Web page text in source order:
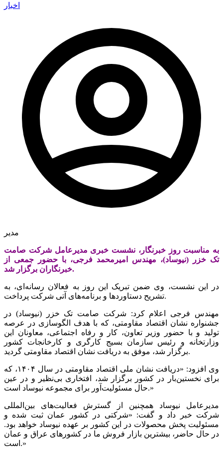
اخبار
مدیر
به مناسبت روز خبرنگار، نشست خبری مدیرعامل شرکت صامت
تک خزر (نیوساد)، مهندس امیرمحمد فرجی، با حضور جمعی از
خبرنگاران برگزار شد.
در این نشست، وی ضمن تبریک این روز به فعالان رسانه‌ای، به
تشریح دستاوردها و برنامه‌های آتی شرکت پرداخت.
مهندس فرجی اعلام کرد: شرکت صامت تک خزر (نیوساد) در
جشنواره نشان اقتصاد مقاومتی، که با هدف الگوسازی در عرصه
تولید و با حضور وزیر تعاون، کار و رفاه اجتماعی، معاونان این
وزارتخانه و رئیس سازمان بسیج کارگری و کارخانجات کشور
برگزار شد، موفق به دریافت نشان اقتصاد مقاومتی گردید.
وی افزود: «دریافت نشان ملی اقتصاد مقاومتی در سال ۱۴۰۴، که
برای نخستین‌بار در کشور برگزار شد، افتخاری بی‌نظیر و در عین
حال مسئولیت‌آور برای مجموعه نیوساد است.»
مدیرعامل نیوساد همچنین از گسترش فعالیت‌های بین‌المللی
شرکت خبر داد و گفت: «شرکتی در کشور عمان ثبت شده و
مسئولیت پخش محصولات در این کشور بر عهده نیوساد خواهد بود.
در حال حاضر، بیشترین بازار فروش ما در کشورهای عراق و عمان
است.»